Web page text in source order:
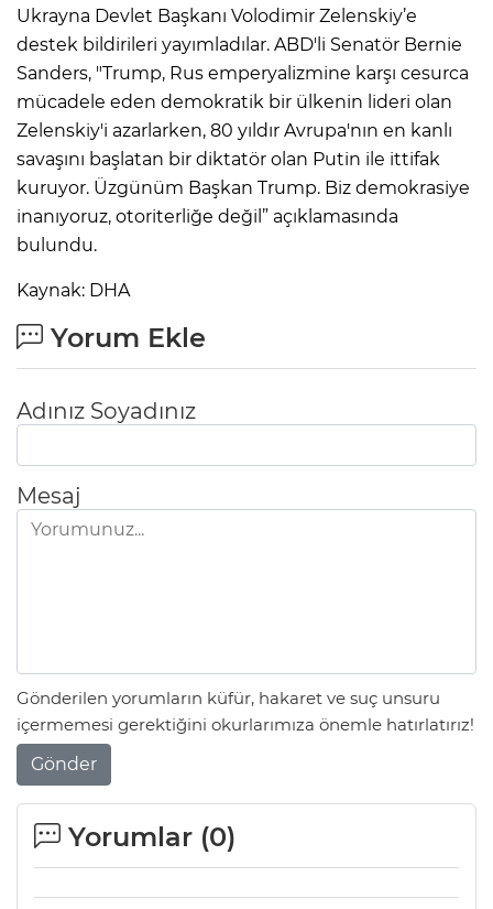
Ukrayna Devlet Başkanı Volodimir Zelenskiy’e
destek bildirileri yayımladılar. ABD'li Senatör Bernie
Sanders, "Trump, Rus emperyalizmine karşı cesurca
mücadele eden demokratik bir ülkenin lideri olan
Zelenskiy'i azarlarken, 80 yıldır Avrupa'nın en kanlı
savaşını başlatan bir diktatör olan Putin ile ittifak
kuruyor. Üzgünüm Başkan Trump. Biz demokrasiye
inanıyoruz, otoriterliğe değil” açıklamasında
bulundu.
Kaynak: DHA
Yorum Ekle
Adınız Soyadınız
Mesaj
Gönderilen yorumların küfür, hakaret ve suç unsuru
içermemesi gerektiğini okurlarımıza önemle hatırlatırız!
Gönder
Yorumlar (0)